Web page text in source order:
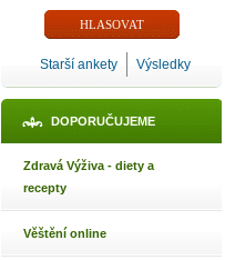
Starší ankety Výsledky
DOPORUČUJEME
Zdravá Výživa - diety a
recepty
Věštění online